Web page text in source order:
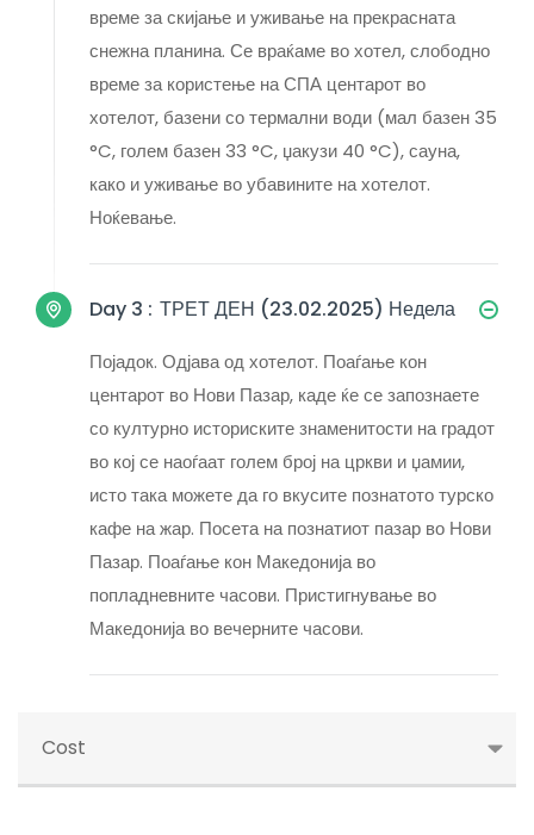
време за скијање и уживање на прекрасната
снежна планина. Се враќаме во хотел, слободно
време за користење на СПА центарот во
хотелот, базени со термални води (мал базен 35
°C, голем базен 33 °C, џакузи 40 °C), сауна,
како и уживање во убавините на хотелот.
Ноќевање.
Day 3 : ТРЕТ ДЕН (23.02.2025) Недела
Појадок. Одјава од хотелот. Поаѓање кон
центарот во Нови Пазар, каде ќе се запознаете
со културно историските знаменитости на градот
во кој се наоѓаат голем број на цркви и џамии,
исто така можете да го вкусите познатото турско
кафе на жар. Посета на познатиот пазар во Нови
Пазар. Поаѓање кон Македонија во
попладневните часови. Пристигнување во
Македонија во вечерните часови.
Cost